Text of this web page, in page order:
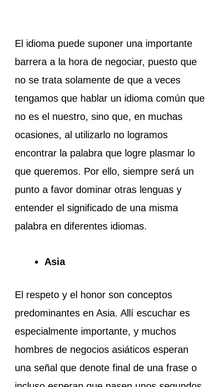
El idioma puede suponer una importante
barrera a la hora de negociar, puesto que
no se trata solamente de que a veces
tengamos que hablar un idioma común que
no es el nuestro, sino que, en muchas
ocasiones, al utilizarlo no logramos
encontrar la palabra que logre plasmar lo
que queremos. Por ello, siempre será un
punto a favor dominar otras lenguas y
entender el significado de una misma
palabra en diferentes idiomas.
Asia
El respeto y el honor son conceptos
predominantes en Asia. Allí escuchar es
especialmente importante, y muchos
hombres de negocios asiáticos esperan
una señal que denote final de una frase o